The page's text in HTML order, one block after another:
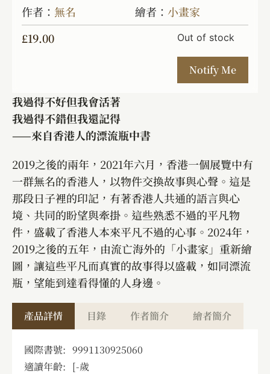
作者： 無名 繪者： 小畫家
£19.00 Out of stock
我過得不好但我會活著
我過得不錯但我還記得
——來自香港人的漂流瓶中書
2019之後的兩年，2021年六月，香港一個展覽中有
一群無名的香港人，以物件交換故事與心聲。這是
那段日子裡的印記，有著香港人共通的語言與心
境、共同的盼望與牽掛。這些熟悉不過的平凡物
件，盛載了香港人本來平凡不過的心事。2024年，
2019之後的五年，由流亡海外的「小畫家」重新繪
圖，讓這些平凡而真實的故事得以盛載，如同漂流
瓶，望能到達看得懂的人身邊。
產品詳情 目錄 作者簡介 繪者簡介
國際書號: 9991130925060
適讀年齡: [-歲